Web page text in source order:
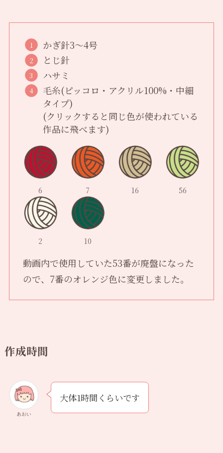
かぎ針3〜4号
とじ針
ハサミ
毛糸(ピッコロ・アクリル100%・中細
タイプ)
(クリックすると同じ色が使われている
作品に飛べます)
6 7 16 56
2 10
動画内で使用していた53番が廃盤になった
ので、7番のオレンジ色に変更しました。
作成時間
あおい
大体1時間くらいです